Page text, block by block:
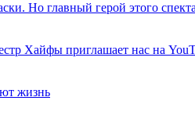
Но главный герой этого
Хайфы приглашает нас на
жизнь